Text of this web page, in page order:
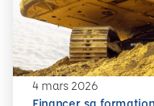
4 mars 2026
Financer sa